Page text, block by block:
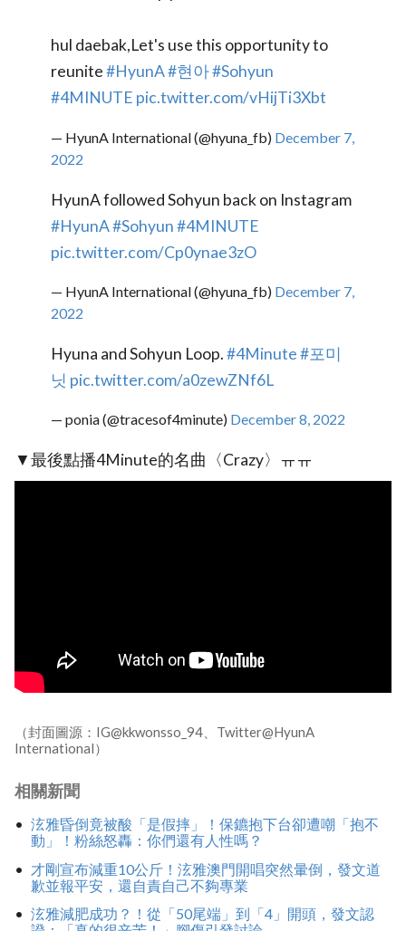
hul daebak,Let's use this opportunity to
reunite#HyunA#현아#Sohyun
#4MINUTE pic.twitter.com/vHijTi3Xbt
— HyunA International (@hyuna_fb) December 7,
2022
HyunA followed Sohyun back on Instagram
#HyunA#Sohyun#4MINUTE
pic.twitter.com/Cp0ynae3zO
— HyunA International (@hyuna_fb) December 7,
2022
Hyuna and Sohyun Loop.#4Minute#포미
닛 pic.twitter.com/a0zewZNf6L
— ponia (@tracesof4minute) December 8, 2022
▼最後點播4Minute的名曲〈Crazy〉ㅠㅠ
（封面圖源：IG@kkwonsso_94、Twitter@HyunA
International）
相關新聞
泫雅昏倒竟被酸「是假摔」！保鑣抱下台卻遭嘲「抱不
動」！粉絲怒轟：你們還有人性嗎？
才剛宣布減重10公斤！泫雅澳門開唱突然暈倒，發文道
歉並報平安，還自責自己不夠專業
泫雅減肥成功？！從「50尾端」到「4」開頭，發文認